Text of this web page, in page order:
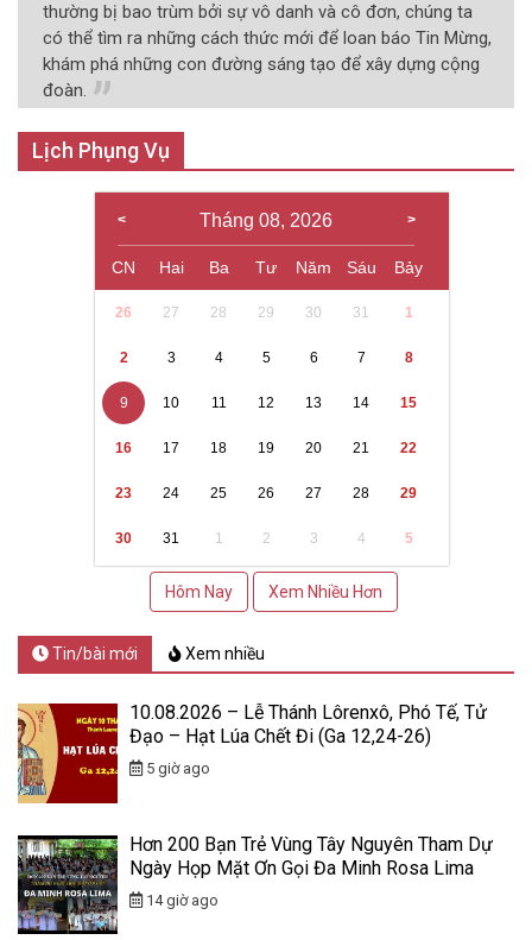
thường bị bao trùm bởi sự vô danh và cô đơn, chúng ta
có thể tìm ra những cách thức mới để loan báo Tin Mừng,
khám phá những con đường sáng tạo để xây dựng cộng
đoàn.
Lịch Phụng Vụ
Tháng 08, 2026
CN Hai Ba Tư Năm Sáu Bảy
26 27 28 29 30 31 1
2 3 4 5 6 7 8
9 10 11 12 13 14 15
16 17 18 19 20 21 22
23 24 25 26 27 28 29
30 31 1 2 3 4 5
Hôm Nay Xem Nhiều Hơn
Tin/bài mới Xem nhiều
10.08.2026 – Lễ Thánh Lôrenxô, Phó Tế, Tử
Đạo – Hạt Lúa Chết Đi (Ga 12,24-26)
5 giờ ago
Hơn 200 Bạn Trẻ Vùng Tây Nguyên Tham Dự
Ngày Họp Mặt Ơn Gọi Đa Minh Rosa Lima
14 giờ ago